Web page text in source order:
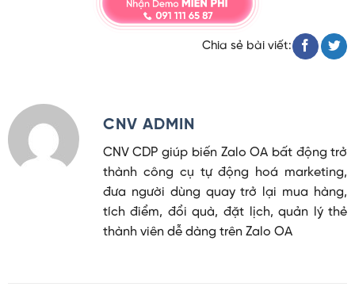
Chia sẻ bài viết:
CNV ADMIN
CNV CDP giúp biến Zalo OA bất động trở
thành công cụ tự động hoá marketing,
đưa người dùng quay trở lại mua hàng,
tích điểm, đổi quà, đặt lịch, quản lý thẻ
thành viên dễ dàng trên Zalo OA